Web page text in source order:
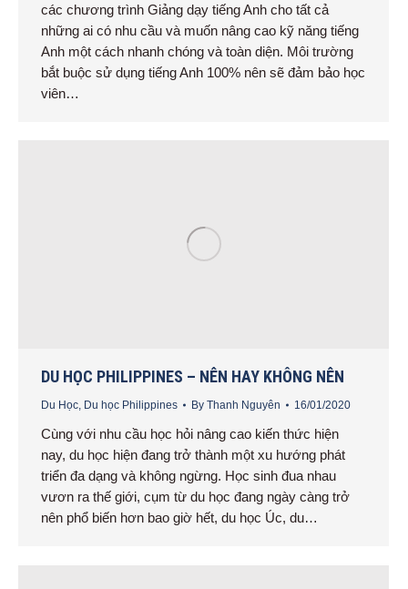
các chương trình Giảng dạy tiếng Anh cho tất cả
những ai có nhu cầu và muốn nâng cao kỹ năng tiếng
Anh một cách nhanh chóng và toàn diện. Môi trường
bắt buộc sử dụng tiếng Anh 100% nên sẽ đảm bảo học
viên…
DU HỌC PHILIPPINES – NÊN HAY KHÔNG NÊN
Du Học, Du học Philippines By Thanh Nguyên 16/01/2020
Cùng với nhu cầu học hỏi nâng cao kiến thức hiện
nay, du học hiện đang trở thành một xu hướng phát
triển đa dạng và không ngừng. Học sinh đua nhau
vươn ra thế giới, cụm từ du học đang ngày càng trở
nên phổ biến hơn bao giờ hết, du học Úc, du…